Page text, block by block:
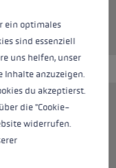
a practical
two
grip on paved
for
ein optimales
sind essenziell
uns helfen, unser
Inhalte anzuzeigen.
du akzeptierst.
die "Cookie-
widerrufen.